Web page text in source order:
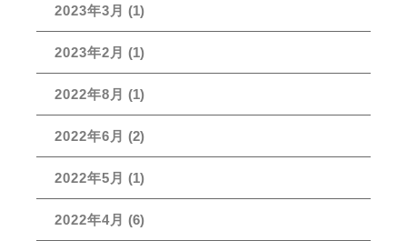
2023年3月 (1)
2023年2月 (1)
2022年8月 (1)
2022年6月 (2)
2022年5月 (1)
2022年4月 (6)